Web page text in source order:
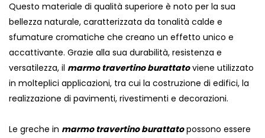
Questo materiale di qualità superiore è noto per la sua
bellezza naturale, caratterizzata da tonalità calde e
sfumature cromatiche che creano un effetto unico e
accattivante. Grazie alla sua durabilità, resistenza e
versatilezza, il marmo travertino burattatoviene utilizzato
in molteplici applicazioni, tra cui la costruzione di edifici, la
realizzazione di pavimenti, rivestimenti e decorazioni.
Le greche in marmo travertino burattatopossono essere